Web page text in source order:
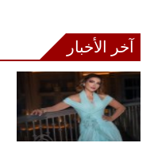
آخر الأخبار